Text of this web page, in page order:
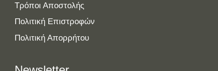
Τρόποι Αποστολής
Πολιτική Επιστροφών
Πολιτική Απορρήτου